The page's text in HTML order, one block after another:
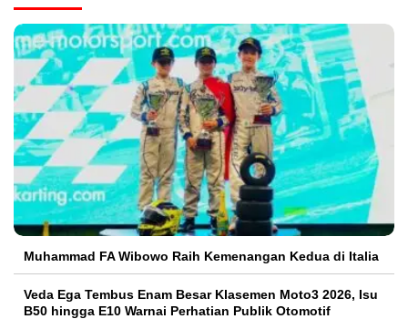
Muhammad FA Wibowo Raih Kemenangan Kedua di Italia
Veda Ega Tembus Enam Besar Klasemen Moto3 2026, Isu
B50 hingga E10 Warnai Perhatian Publik Otomotif